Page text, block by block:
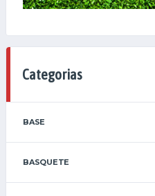
Categorias
BASE
BASQUETE